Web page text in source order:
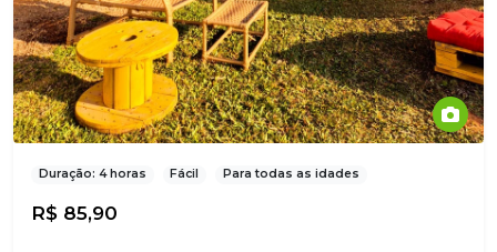
Duração: 4 horas Fácil Para todas as idades
R$ 85,90